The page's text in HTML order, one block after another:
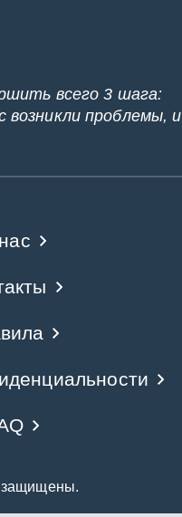
всего 3 шага:
проблемы, и
защищены.